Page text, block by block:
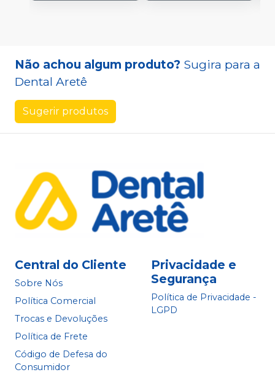
Não achou algum produto? Sugira para a
Dental Aretê
Sugerir produtos
Central do Cliente
Sobre Nós
Política Comercial
Trocas e Devoluções
Política de Frete
Código de Defesa do
Consumidor
Privacidade e
Segurança
Política de Privacidade -
LGPD